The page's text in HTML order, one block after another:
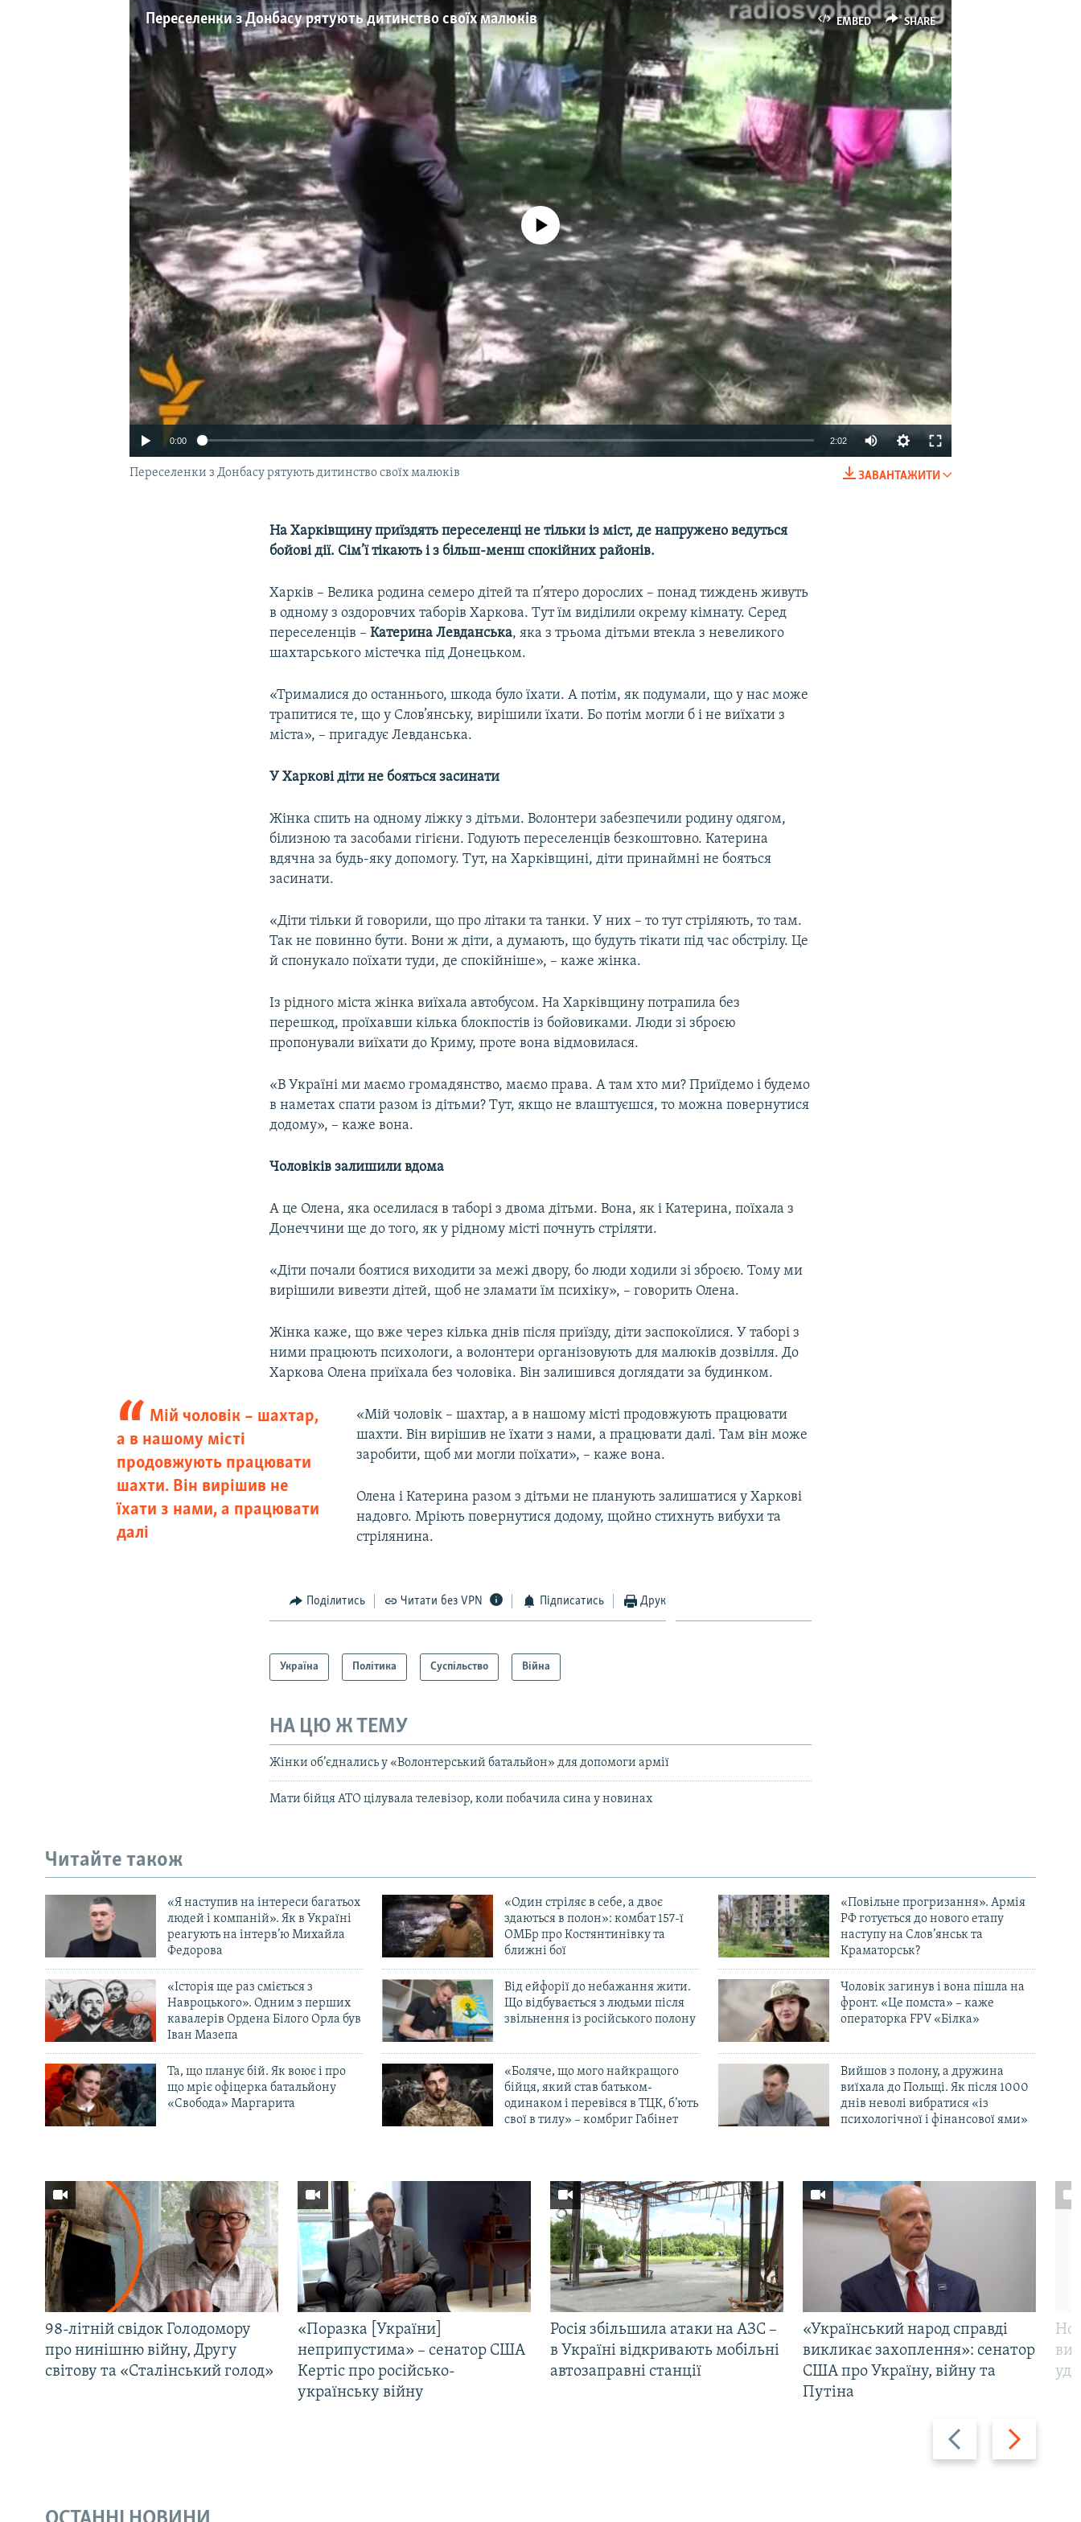
EMBED SHARE
Переселенки з Донбасу рятують дитинство своїх малюків
No media source currently available
0:00 2:02
ЗАВАНТАЖИТИ
Переселенки з Донбасу рятують дитинство своїх малюків
На Харківщину приїздять переселенці не тільки із міст, де напружено ведуться
бойові дії. Сім’ї тікають і з більш-менш спокійних районів.
Харків – Велика родина семеро дітей та п’ятеро дорослих – понад тиждень живуть
в одному з оздоровчих таборів Харкова. Тут їм виділили окрему кімнату. Серед
переселенців –Катерина Левданська, яка з трьома дітьми втекла з невеликого
шахтарського містечка під Донецьком.
«Трималися до останнього, шкода було їхати. А потім, як подумали, що у нас може
трапитися те, що у Слов’янську, вирішили їхати. Бо потім могли б і не виїхати з
міста», – пригадує Левданська.
У Харкові діти не бояться засинати
Жінка спить на одному ліжку з дітьми. Волонтери забезпечили родину одягом,
білизною та засобами гігієни. Годують переселенців безкоштовно. Катерина
вдячна за будь-яку допомогу. Тут, на Харківщині, діти принаймні не бояться
засинати.
«Діти тільки й говорили, що про літаки та танки. У них – то тут стріляють, то там.
Так не повинно бути. Вони ж діти, а думають, що будуть тікати під час обстрілу. Це
й спонукало поїхати туди, де спокійніше», – каже жінка.
Із рідного міста жінка виїхала автобусом. На Харківщину потрапила без
перешкод, проїхавши кілька блокпостів із бойовиками. Люди зі зброєю
пропонували виїхати до Криму, проте вона відмовилася.
«В Україні ми маємо громадянство, маємо права. А там хто ми? Приїдемо і будемо
в наметах спати разом із дітьми? Тут, якщо не влаштуєшся, то можна повернутися
додому», – каже вона.
Чоловіків залишили вдома
А це Олена, яка оселилася в таборі з двома дітьми. Вона, як і Катерина, поїхала з
Донеччини ще до того, як у рідному місті почнуть стріляти.
«Діти почали боятися виходити за межі двору, бо люди ходили зі зброєю. Тому ми
вирішили вивезти дітей, щоб не зламати їм психіку», – говорить Олена.
Жінка каже, що вже через кілька днів після приїзду, діти заспокоїлися. У таборі з
ними працюють психологи, а волонтери організовують для малюків дозвілля. До
Харкова Олена приїхала без чоловіка. Він залишився доглядати за будинком.
Мій чоловік – шахтар,
а в нашому місті
продовжують працювати
шахти. Він вирішив не
їхати з нами, а працювати
далі
«Мій чоловік – шахтар, а в нашому місті продовжують працювати
шахти. Він вирішив не їхати з нами, а працювати далі. Там він може
заробити, щоб ми могли поїхати», – каже вона.
Олена і Катерина разом з дітьми не планують залишатися у Харкові
надовго. Мріють повернутися додому, щойно стихнуть вибухи та
стрілянина.
Поділитись Читати без VPN Підписатись Друк
Україна Політика Суспільство Війна
НА ЦЮ Ж ТЕМУ
Жінки об’єднались у «Волонтерський батальйон» для допомоги армії
Мати бійця АТО цілувала телевізор, коли побачила сина у новинах
Читайте також
«Я наступив на інтереси багатьох
людей і компаній». Як в Україні
реагують на інтерв’ю Михайла
Федорова
«Один стріляє в себе, а двоє
здаються в полон»: комбат 157-ї
ОМБр про Костянтинівку та
ближні бої
«Повільне прогризання». Армія
РФ готується до нового етапу
наступу на Слов’янськ та
Краматорськ?
«Історія ще раз сміється з
Навроцького». Одним з перших
кавалерів Ордена Білого Орла був
Іван Мазепа
Від ейфорії до небажання жити.
Що відбувається з людьми після
звільнення із російського полону
Чоловік загинув і вона пішла на
фронт. «Це помста» – каже
операторка FPV «Білка»
Та, що планує бій. Як воює і про
що мріє офіцерка батальйону
«Свобода» Маргарита
«Боляче, що мого найкращого
бійця, який став батьком-
одинаком і перевівся в ТЦК, б’ють
свої в тилу» – комбриг Габінет
Вийшов з полону, а дружина
виїхала до Польщі. Як після 1000
днів неволі вибратися «із
психологічної і фінансової ями»
Назад Вперед
98-літній свідок Голодомору
про нинішню війну, Другу
світову та «Сталінський голод»
«Поразка [України]
неприпустима» – сенатор США
Кертіс про російсько-
українську війну
Росія збільшила атаки на АЗС –
в Україні відкривають мобільні
автозаправні станції
«Український народ справді
викликає захоплення»: сенатор
США про Україну, війну та
Путіна